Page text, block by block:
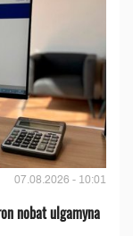
07.08.2026 - 10:01
nobat ulgamyna